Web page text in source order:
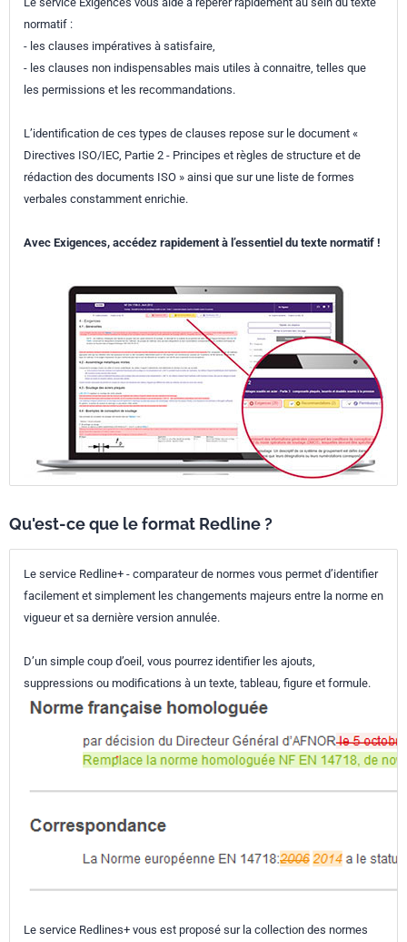
normatif :
- les clauses impératives à satisfaire,
- les clauses non indispensables mais utiles à connaitre, telles que
les permissions et les recommandations.
L’identification de ces types de clauses repose sur le document «
Directives ISO/IEC, Partie 2 - Principes et règles de structure et de
rédaction des documents ISO » ainsi que sur une liste de formes
verbales constamment enrichie.
Avec Exigences, accédez rapidement à l’essentiel du texte normatif !
Qu'est-ce que le format Redline ?
Le service Redline+ - comparateur de normes vous permet d’identifier
facilement et simplement les changements majeurs entre la norme en
vigueur et sa dernière version annulée.
D’un simple coup d’oeil, vous pourrez identifier les ajouts,
suppressions ou modifications à un texte, tableau, figure et formule.
Le service Redlines+ vous est proposé sur la collection des normes